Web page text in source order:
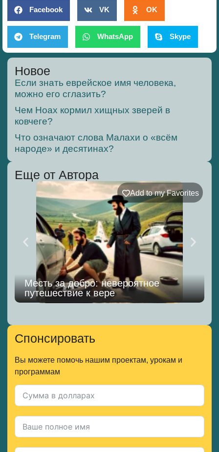
Facebook VK OK
Telegram WhatsApp Skype
Новое
Если знать еврейское имя человека,
можно его сглазить?
Чем Ноах кормил хищных зверей в
ковчеге?
Что означают слова Малахи о «всём
народе» и десятинах?
Еще от Автора
Add to my Favorites
Месть за добро: невероятное
путешествие к вере
Спонсировать
Вы можете помочь нашим проектам, урокам и
программам